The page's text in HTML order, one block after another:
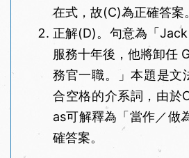
在式，故(C)為正確答案。
正解(D)。句意為「
服務十年後，他將卸任
務官一職。」本題是文
合空格的介系詞，由於
as可解釋為「當作／做
確答案。